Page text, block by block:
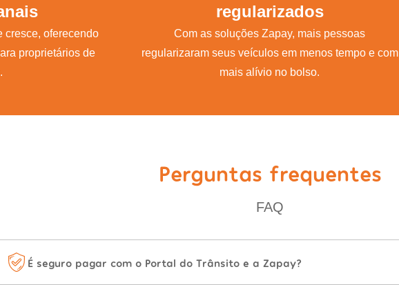
cresce, oferecendo
proprietários de
regularizados
Com as soluções Zapay, mais pessoas
regularizaram seus veículos em menos tempo e com
mais alívio no bolso.
Perguntas frequentes
FAQ
É seguro pagar com o Portal do Trânsito e a Zapay?